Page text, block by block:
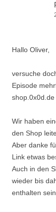
Hallo Oliver,
versuche
Episode
shop.0x0d.de
Wir haben
den Shop
Aber danke
Link etwas
Auch in den
wieder bis
enthalten sein.